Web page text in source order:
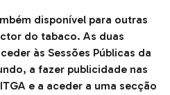
disponível para outras
do tabaco. As duas
às Sessões Públicas da
a fazer publicidade nas
e a aceder a uma secção